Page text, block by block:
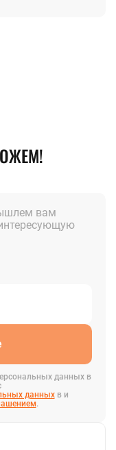
вам
данных в
данныхв и
.